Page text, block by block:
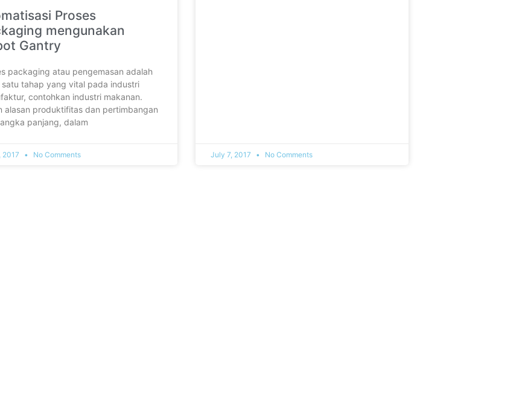
Proses
mengunakan
Gantry
packaging atau pengemasan adalah
satu tahap yang vital pada industri
contohkan industri makanan.
alasan produktifitas dan pertimbangan
panjang, dalam
2017 No Comments July 7, 2017 No Comments